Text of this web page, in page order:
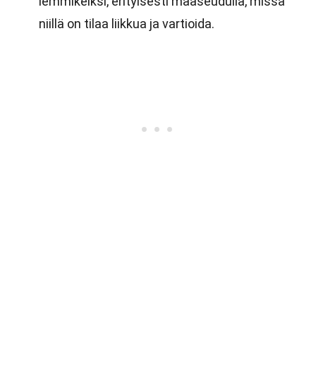
niillä on tilaa liikkua ja vartioida.